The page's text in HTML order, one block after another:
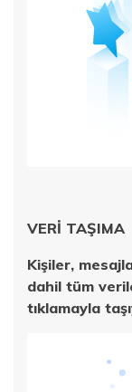
VERİ TAŞIMA
Kişiler,
dahil tüm
tıklamayla